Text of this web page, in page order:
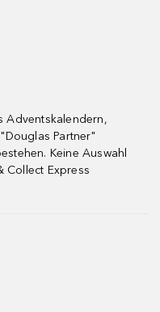
Adventskalendern,
Partner"
Keine Auswahl
Collect Express